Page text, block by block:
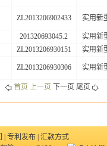
ZL2013206902433 实用新
201320693045.2 实用新
ZL2013206930151 实用新
ZL2013206930306 实用新
首页 上一页 下一页 尾页
专利发布 汇款方式